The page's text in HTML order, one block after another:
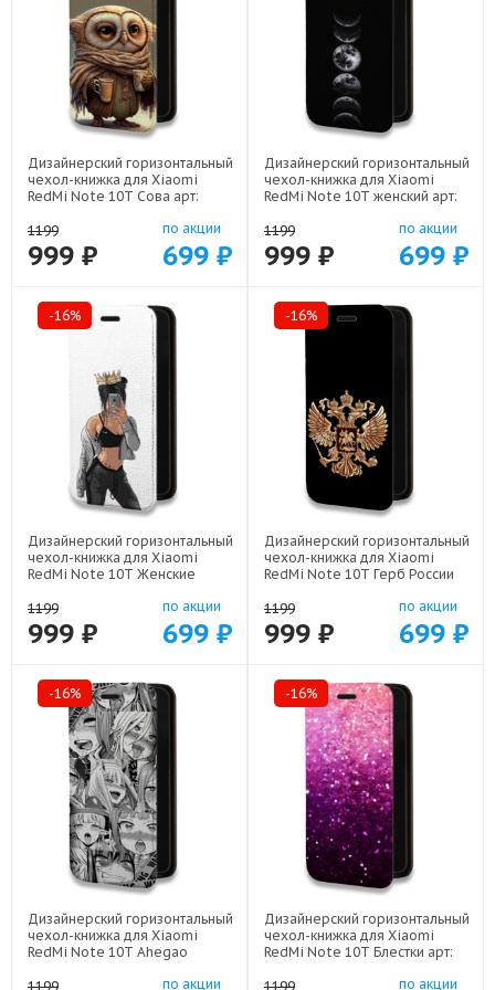
Дизайнерский горизонтальный
чехол-книжка для Xiaomi
RedMi Note 10T Сова арт:
1199
999 ₽
по акции
699 ₽
Дизайнерский горизонтальный
чехол-книжка для Xiaomi
RedMi Note 10T женский арт:
1199
999 ₽
по акции
699 ₽
-16%
Дизайнерский горизонтальный
чехол-книжка для Xiaomi
RedMi Note 10T Женские
1199
999 ₽
по акции
699 ₽
-16%
Дизайнерский горизонтальный
чехол-книжка для Xiaomi
RedMi Note 10T Герб России
1199
999 ₽
по акции
699 ₽
-16%
Дизайнерский горизонтальный
чехол-книжка для Xiaomi
RedMi Note 10T Ahegao
22519
1199 по акции
-16%
Дизайнерский горизонтальный
чехол-книжка для Xiaomi
RedMi Note 10T Блестки арт:
1199
по акции